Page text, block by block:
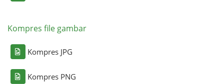
Kompres file gambar
Kompres JPG
Kompres PNG